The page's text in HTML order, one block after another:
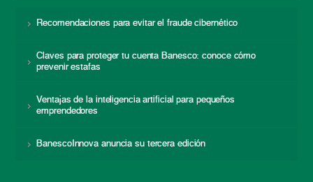
Recomendaciones para evitar el fraude cibernético
Claves para proteger tu cuenta Banesco: conoce cómo
prevenir estafas
Ventajas de la inteligencia artificial para pequeños
emprendedores
BanescoInnova anuncia su tercera edición